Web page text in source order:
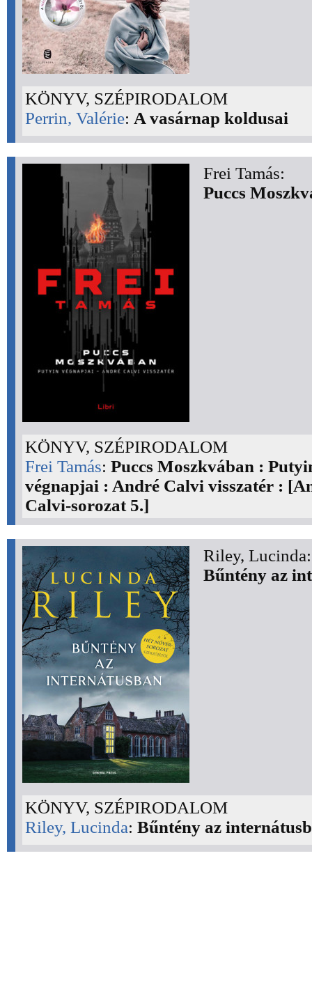
KÖNYV, SZÉPIRODALOM
Perrin, Valérie: A vasárnap koldusai
Frei Tamás:
Puccs
KÖNYV, SZÉPIRODALOM
Frei Tamás: Puccs Moszkvában :
végnapjai : André Calvi visszatér :
Calvi-sorozat 5.]
Riley, Lucinda:
Bűntény az
KÖNYV, SZÉPIRODALOM
Riley, Lucinda: Bűntény az